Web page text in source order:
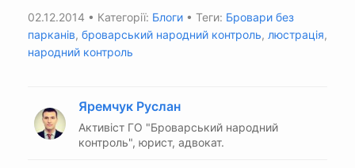
02.12.2014 • Категорії: Блоги • Теги: Бровари без
парканів, броварський народний контроль, люстрація,
народний контроль
Яремчук Руслан
Активіст ГО "Броварський народний
контроль", юрист, адвокат.